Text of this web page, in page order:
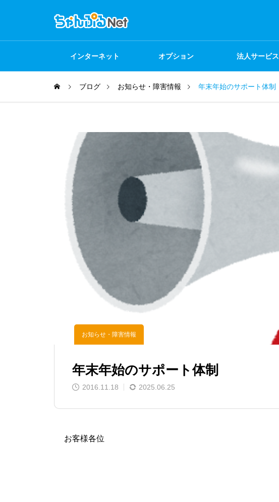
インターネット オプション 法人サービス
ブログ お知らせ・障害情報 年末年始のサポート体制
お知らせ・障害情報
年末年始のサポート体制
2016.11.18 2025.06.25
お客様各位